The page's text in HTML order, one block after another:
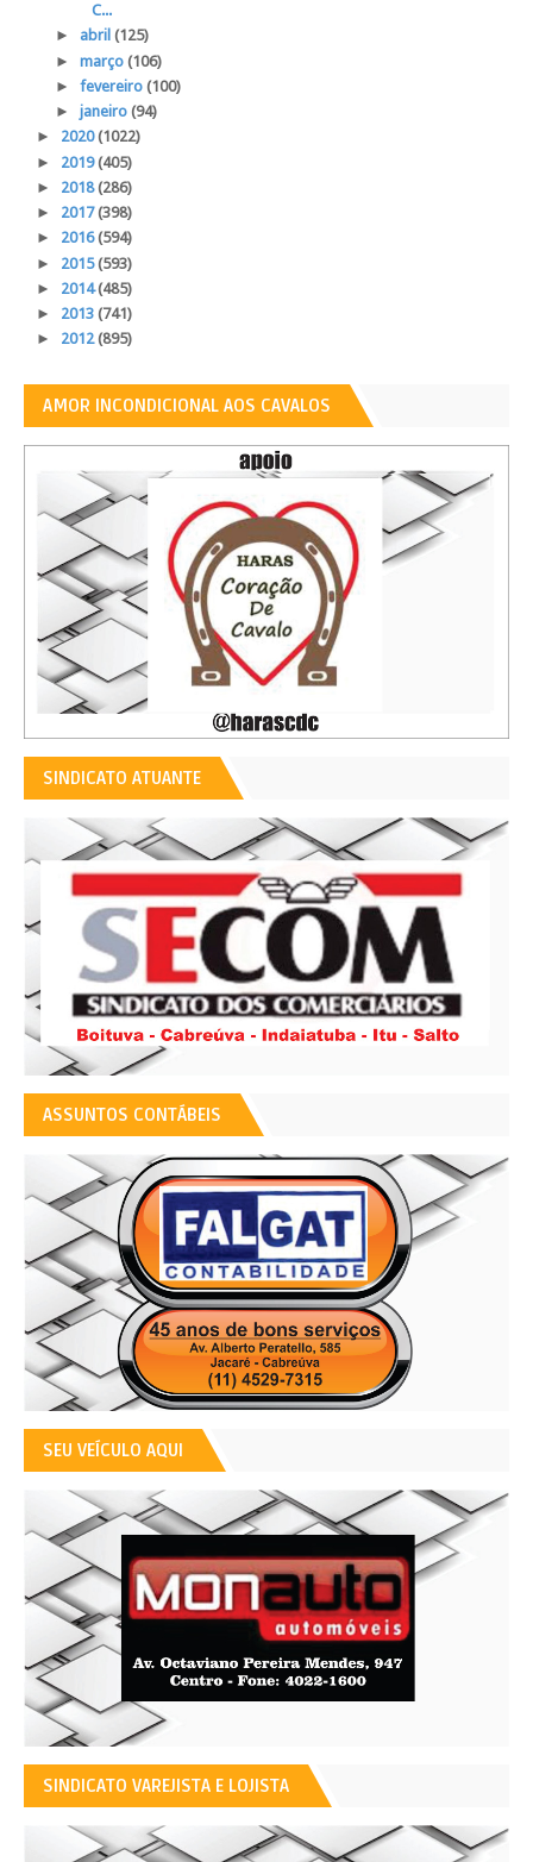
C...
► abril (125)
► março (106)
► fevereiro (100)
► janeiro (94)
► 2020(1022)
► 2019(405)
► 2018(286)
► 2017(398)
► 2016(594)
► 2015(593)
► 2014(485)
► 2013 (741)
► 2012(895)
AMOR INCONDICIONAL AOS CAVALOS
SINDICATO ATUANTE
ASSUNTOS CONTÁBEIS
SEU VEÍCULO AQUI
SINDICATO VAREJISTA E LOJISTA